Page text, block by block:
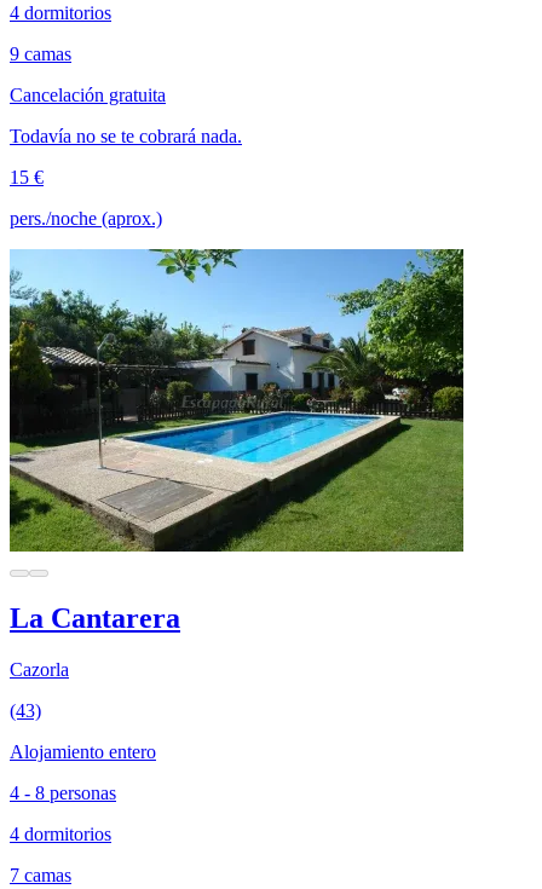
4 dormitorios
9 camas
Cancelación gratuita
Todavía no se te cobrará nada.
15 €
pers./noche (aprox.)
La Cantarera
Cazorla
(43)
Alojamiento entero
4 - 8 personas
4 dormitorios
7 camas